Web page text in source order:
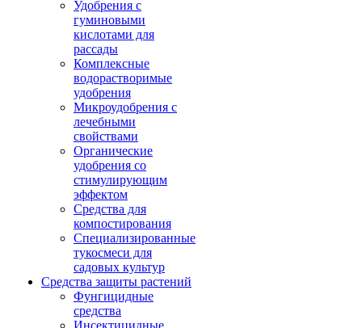
Удобрения с
гуминовыми
кислотами для
рассады
Комплексные
водорастворимые
удобрения
Микроудобрения с
лечебными
свойствами
Органические
удобрения со
стимулирующим
эффектом
Средства для
компостирования
Специализированные
тукосмеси для
садовых культур
Средства защиты растений
Фунгицидные
средства
Инсектицидные